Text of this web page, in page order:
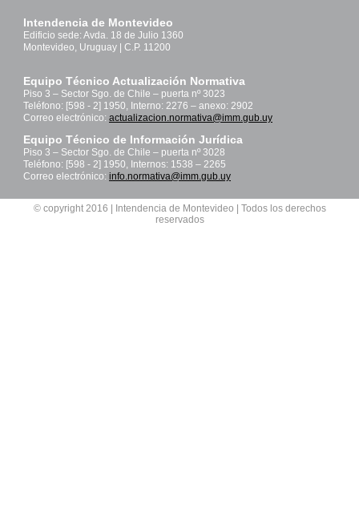
Intendencia de Montevideo
Edificio sede: Avda. 18 de Julio 1360
Montevideo, Uruguay | C.P. 11200
Equipo Técnico Actualización Normativa
Piso 3 – Sector Sgo. de Chile – puerta nº 3023
Teléfono: [598 - 2] 1950, Interno: 2276 – anexo: 2902
Correo electrónico: actualizacion.normativa@imm.gub.uy
Equipo Técnico de Información Jurídica
Piso 3 – Sector Sgo. de Chile – puerta nº 3028
Teléfono: [598 - 2] 1950, Internos: 1538 – 2265
Correo electrónico: info.normativa@imm.gub.uy
© copyright 2016 | Intendencia de Montevideo | Todos los derechos
reservados